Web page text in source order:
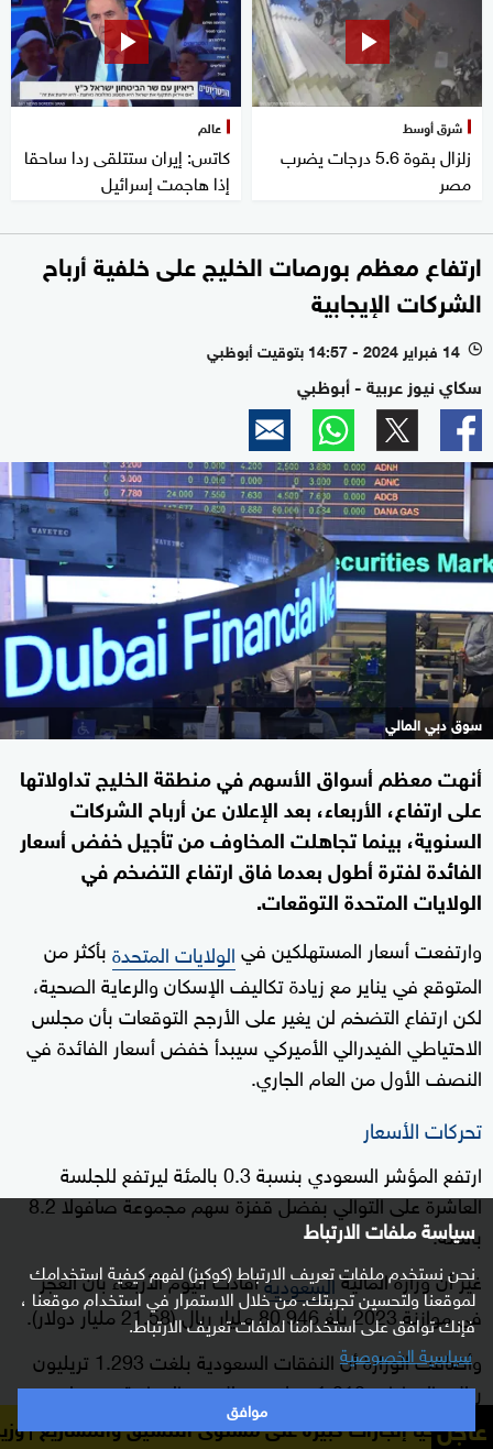
سياسة ملفات الارتباط
نحن نستخدم ملفات تعريف الارتباط (كوكيز) لفهم كيفية استخدامك
لموقعنا ولتحسين تجربتك. من خلال الاستمرار في استخدام موقعنا ،
فإنك توافق على استخدامنا لملفات تعريف الارتباط.
سياسية الخصوصية
موافق
شرق أوسط
زلزال بقوة 5.6 درجات يضرب
مصر
عالم
كاتس: إيران ستتلقى ردا ساحقا
إذا هاجمت إسرائيل
ارتفاع معظم بورصات الخليج على خلفية أرباح
الشركات الإيجابية
l 14 فبراير 2024 - 14:57 بتوقيت أبوظبي
سكاي نيوز عربية - أبوظبي
سوق دبي المالي
أنهت معظم أسواق الأسهم في منطقة الخليج تداولاتها
على ارتفاع، الأربعاء، بعد الإعلان عن أرباح الشركات
السنوية، بينما تجاهلت المخاوف من تأجيل خفض أسعار
الفائدة لفترة أطول بعدما فاق ارتفاع التضخم في
الولايات المتحدة التوقعات.
وارتفعت أسعار المستهلكين فيالولايات المتحدةبأكثر من
المتوقع في يناير مع زيادة تكاليف الإسكان والرعاية الصحية،
لكن ارتفاع التضخم لن يغير على الأرجح التوقعات بأن مجلس
الاحتياطي الفيدرالي الأميركي سيبدأ خفض أسعار الفائدة في
النصف الأول من العام الجاري.
تحركات الأسعار
ارتفع المؤشر السعودي بنسبة 0.3 بالمئة ليرتفع للجلسة
العاشرة على التوالي بفضل قفزة سهم مجموعة صافولا 8.2
بالمئة.
غير أن وزارة الماليةالسعوديةأفادت اليوم الأربعاء بأن العجز
في موازنة 2023 بلغ 80.946 مليار ريال (21.58 مليار دولار).
وأضافت الوزارة أن النفقات السعودية بلغت 1.293 تريليون
ريال والإيرادات 1.212 تريليون ريال في الموازنة نفسها.
وصعد مؤشر أبوظبي 0.5 بالمئة مع ارتفاع سهم
بنك أبوظبي عاجلكبيرة على مستوى التنسيق والمشاريع وزير الخارجية